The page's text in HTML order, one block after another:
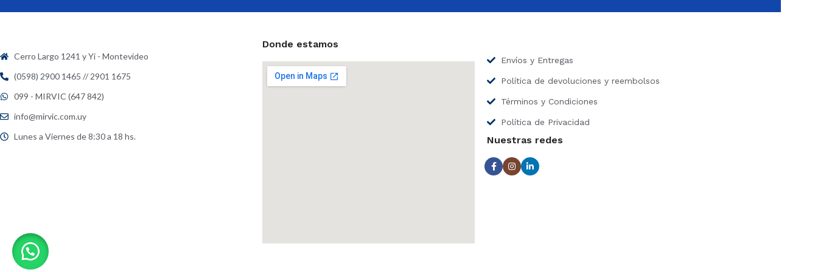
ó
Cerro Largo 1241 y Yi - Montevideo
(0598) 2900 1465 // 2901 1675
099 - MIRVIC (647 842)
info@mirvic.com.uy
Lunes a Viernes de 8:30 a 18 hs.
Donde estamos
Envíos y Entregas
Política de devoluciones y reembolsos
Términos y Condiciones
Política de Privacidad
Nuestras redes